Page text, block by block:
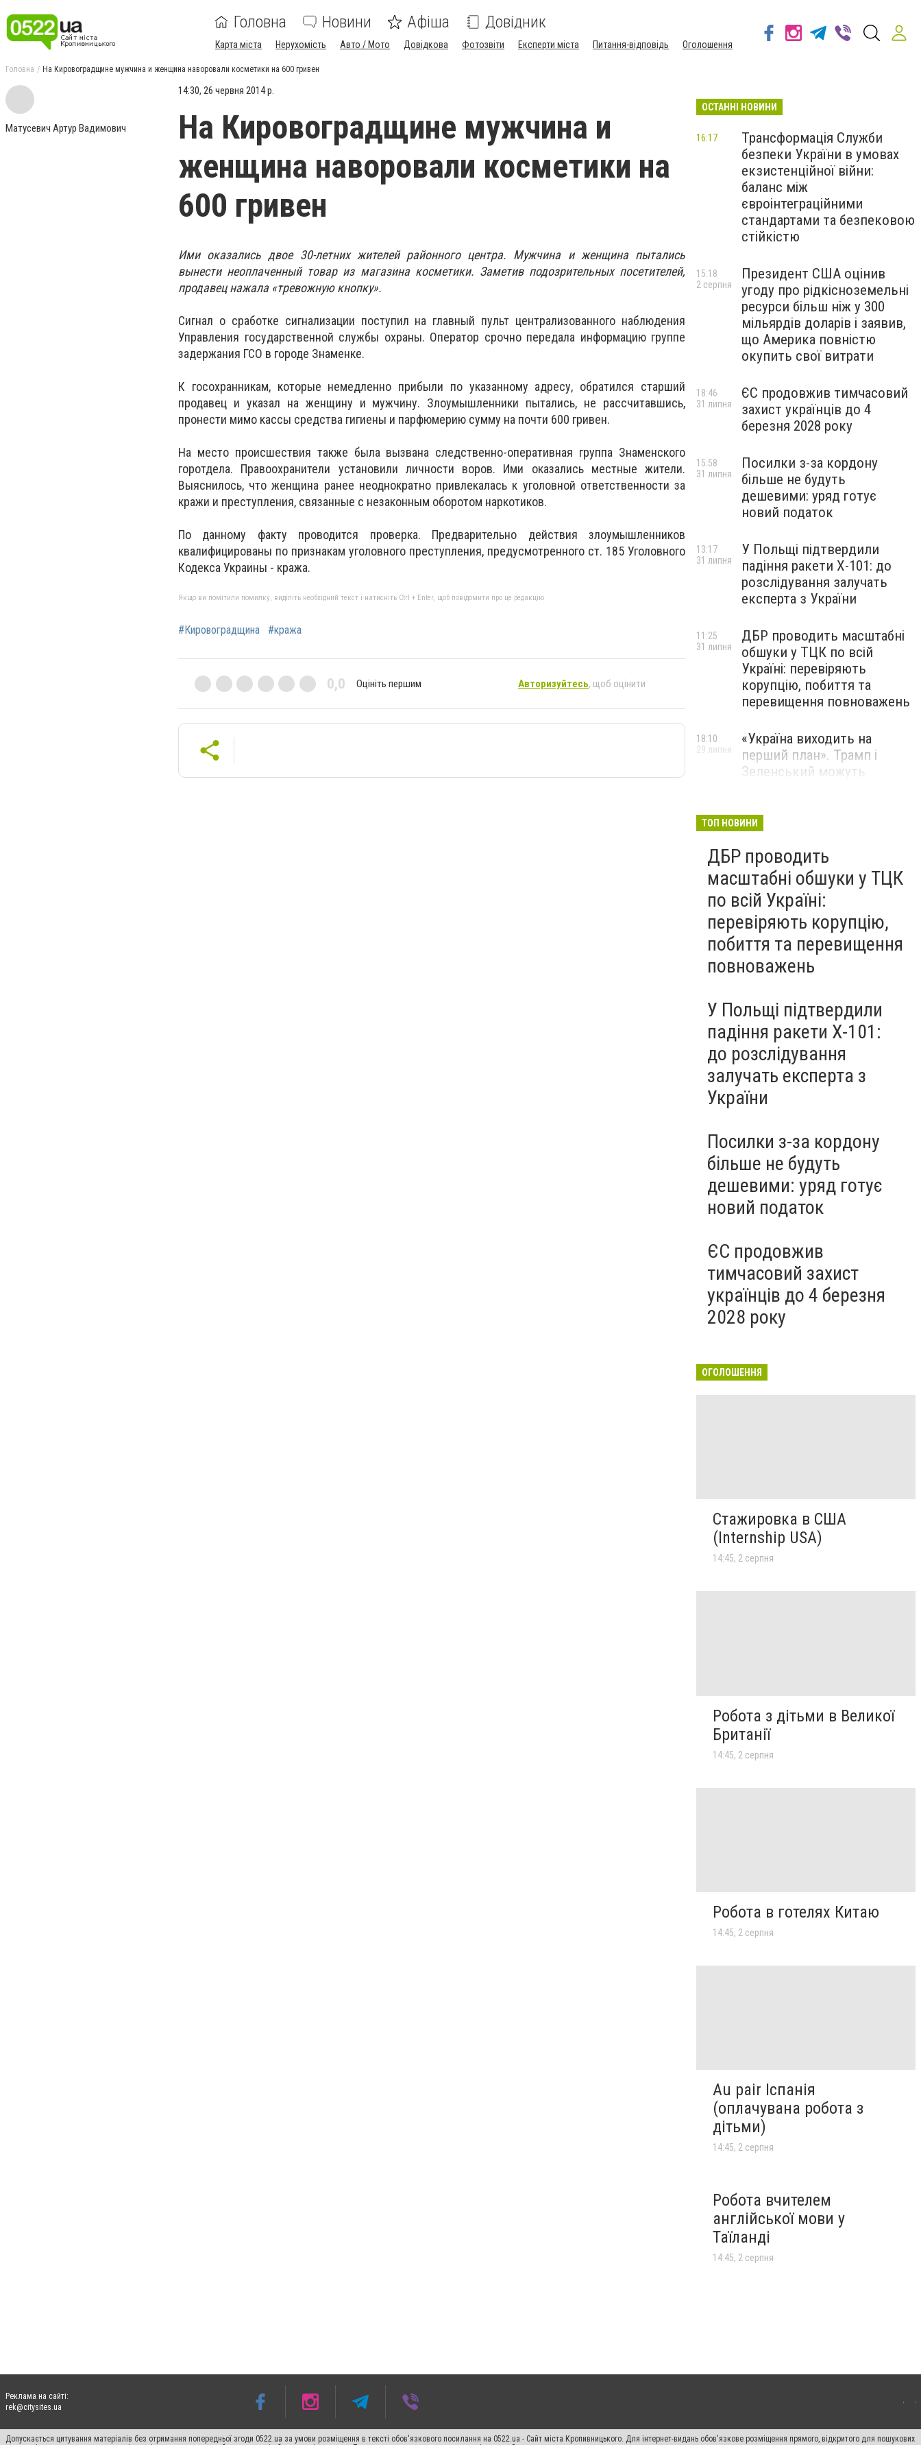
Головна Новини Афіша Довідник
Карта міста Нерухомість Авто / Мото Довідкова Фотозвіти Експерти міста Питання-відповідь Оголошення
Головна На Кировоградщине мужчина и женщина наворовали косметики на 600 гривен
Матусевич Артур Вадимович
14:30, 26 червня 2014 р.
На Кировоградщине мужчина и
женщина наворовали косметики на
600 гривен
Ими оказались двое 30-летних жителей районного центра. Мужчина и женщина пытались
вынести неоплаченный товар из магазина косметики. Заметив подозрительных посетителей,
продавец нажала «тревожную кнопку».
Сигнал о сработке сигнализации поступил на главный пульт централизованного наблюдения
Управления государственной службы охраны. Оператор срочно передала информацию группе
задержания ГСО в городе Знаменке.
К госохранникам, которые немедленно прибыли по указанному адресу, обратился старший
продавец и указал на женщину и мужчину. Злоумышленники пытались, не рассчитавшись,
пронести мимо кассы средства гигиены и парфюмерию сумму на почти 600 гривен.
На место происшествия также была вызвана следственно-оперативная группа Знаменского
горотдела. Правоохранители установили личности воров. Ими оказались местные жители.
Выяснилось, что женщина ранее неоднократно привлекалась к уголовной ответственности за
кражи и преступления, связанные с незаконным оборотом наркотиков.
По данному факту проводится проверка. Предварительно действия злоумышленников
квалифицированы по признакам уголовного преступления, предусмотренного ст. 185 Уголовного
Кодекса Украины - кража.
Якщо ви помітили помилку, виділіть необхідний текст і натисніть Ctrl + Enter, щоб повідомити про це редакцію
#Кировоградщина #кража
0,0 Оцініть першим Авторизуйтесь, щоб оцінити
ОСТАННІ НОВИНИ
Трансформація Служби
безпеки України в умовах
екзистенційної війни:
баланс між
євроінтеграційними
стандартами та безпековою
стійкістю
16:17
Президент США оцінив
угоду про рідкісноземельні
ресурси більш ніж у 300
мільярдів доларів і заявив,
що Америка повністю
окупить свої витрати
15:18
2 серпня
ЄС продовжив тимчасовий
захист українців до 4
березня 2028 року
18:46
31 липня
Посилки з-за кордону
більше не будуть
дешевими: уряд готує
новий податок
15:58
31 липня
У Польщі підтвердили
падіння ракети Х-101: до
розслідування залучать
експерта з України
13:17
31 липня
ДБР проводить масштабні
обшуки у ТЦК по всій
Україні: перевіряють
корупцію, побиття та
перевищення повноважень
11:25
31 липня
«Україна виходить на
перший план». Трамп і
Зеленський можуть
18:10
29 липня
навчання зі зміцнення
доброчесності й
ефективного урядування
29 липня
ТОП НОВИНИ
ДБР проводить
масштабні обшуки у ТЦК
по всій Україні:
перевіряють корупцію,
побиття та перевищення
повноважень
У Польщі підтвердили
падіння ракети Х-101:
до розслідування
залучать експерта з
України
Посилки з-за кордону
більше не будуть
дешевими: уряд готує
новий податок
ЄС продовжив
тимчасовий захист
українців до 4 березня
2028 року
ОГОЛОШЕННЯ
Стажировка в США
(Internship USA)
14:45, 2 серпня
Робота з дітьми в Великої
Британії
14:45, 2 серпня
Робота в готелях Китаю
14:45, 2 серпня
Au pair Іспанія
(оплачувана робота з
дітьми)
14:45, 2 серпня
Робота вчителем
англійської мови у
Таїланді
14:45, 2 серпня
Реклама на сайті:
rek@citysites.ua
Допускається цитування матеріалів без отримання попередньої згоди 0522.ua за умови розміщення в тексті обов'язкового посилання на 0522.ua - Сайт міста Кропивницького. Для інтернет-видань обов'язкове розміщення прямого, відкритого для пошукових
систем гіперпосилання на цитовані статті не нижче другого абзацу в тексті або в якості джерела. Порушення виняткових прав переслідується Законом.